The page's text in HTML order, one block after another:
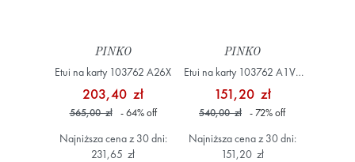
PINKO
Etui na karty 103762 A26X
203,40 zł
565,00 zł - 64%off
Najniższa cena z 30 dni:
231,65 zł
PINKO
Etui na karty 103762 A1VE
Koralowy
151,20 zł
540,00 zł - 72%off
Najniższa cena z 30 dni:
151,20 zł